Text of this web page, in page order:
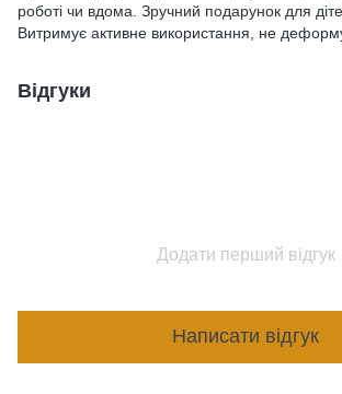
роботі чи вдома. Зручний подарунок для
Витримує активне використання, не
Відгуки
Додати перший відгук
Написати відгук